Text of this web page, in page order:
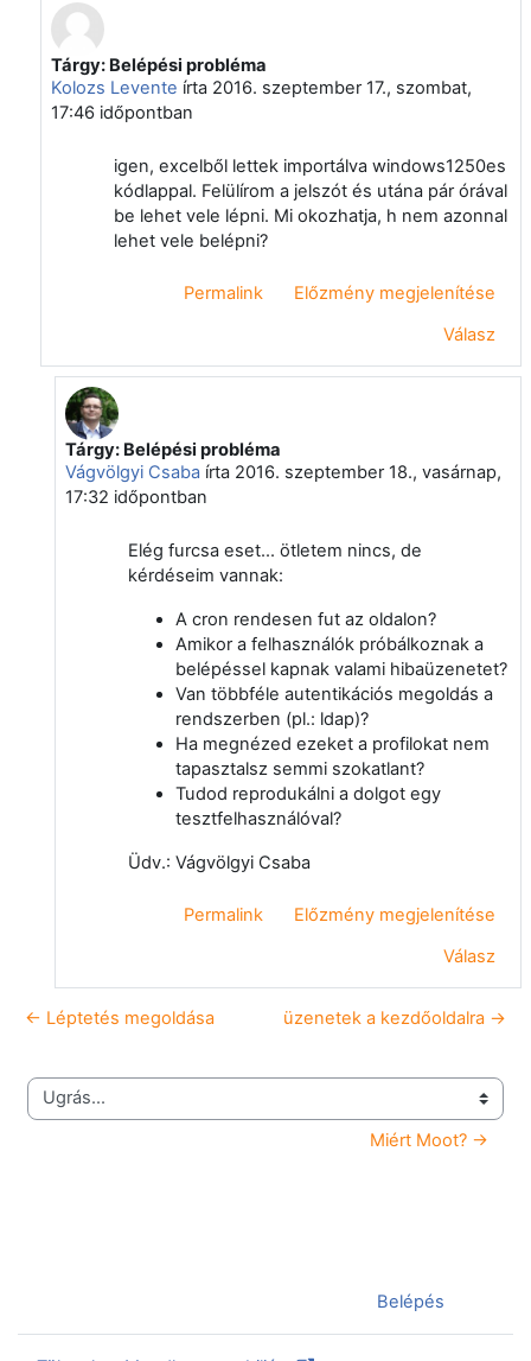
Válasz erre: Papp Gyula
Tárgy: Belépési probléma
Kolozs Levente írta 2016. szeptember 17., szombat,
17:46időpontban
igen, excelből lettek importálva windows1250es
kódlappal. Felülírom a jelszót és utána pár órával
be lehet vele lépni. Mi okozhatja, h nem azonnal
lehet vele belépni?
Permalink
Előzmény megjelenítése
Válasz
Válasz erre: Kolozs Levente
Tárgy: Belépési probléma
Vágvölgyi Csabaírta 2016. szeptember 18., vasárnap,
17:32 időpontban
Elég furcsa eset... ötletem nincs, de
kérdéseim vannak:
A cron rendesen fut az oldalon?
Amikor a felhasználók próbálkoznak a
belépéssel kapnak valami hibaüzenetet?
Van többféle autentikációs megoldás a
rendszerben (pl.: ldap)?
Ha megnézed ezeket a profilokat nem
tapasztalsz semmi szokatlant?
Tudod reprodukálni a dolgot egy
tesztfelhasználóval?
Üdv.: Vágvölgyi Csaba
Permalink
Előzmény megjelenítése
Válasz
← Léptetés megoldása üzenetek a kezdőoldalra →
Ugrás...
Miért Moot? →
Belépés